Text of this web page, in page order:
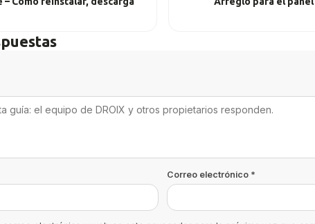
Correo electrónico *